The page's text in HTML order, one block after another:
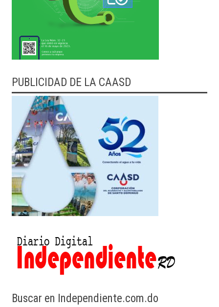
PUBLICIDAD DE LA CAASD
Buscar en Independiente.com.do